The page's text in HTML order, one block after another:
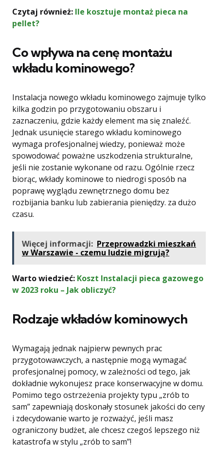
Czytaj również: Ile kosztuje montaż pieca na
pellet?
Co wpływa na cenę montażu
wkładu kominowego?
Instalacja nowego wkładu kominowego zajmuje tylko
kilka godzin po przygotowaniu obszaru i
zaznaczeniu, gdzie każdy element ma się znaleźć.
Jednak usunięcie starego wkładu kominowego
wymaga profesjonalnej wiedzy, ponieważ może
spowodować poważne uszkodzenia strukturalne,
jeśli nie zostanie wykonane od razu. Ogólnie rzecz
biorąc, wkłady kominowe to niedrogi sposób na
poprawę wyglądu zewnętrznego domu bez
rozbijania banku lub zabierania pieniędzy. za dużo
czasu.
Więcej informacji: Przeprowadzki mieszkań
w Warszawie - czemu ludzie migrują?
Warto wiedzieć: Koszt Instalacji pieca gazowego
w 2023 roku – Jak obliczyć?
Rodzaje wkładów kominowych
Wymagają jednak najpierw pewnych prac
przygotowawczych, a następnie mogą wymagać
profesjonalnej pomocy, w zależności od tego, jak
dokładnie wykonujesz prace konserwacyjne w domu.
Pomimo tego ostrzeżenia projekty typu „zrób to
sam” zapewniają doskonały stosunek jakości do ceny
i zdecydowanie warto je rozważyć, jeśli masz
ograniczony budżet, ale chcesz czegoś lepszego niż
katastrofa w stylu „zrób to sam”!